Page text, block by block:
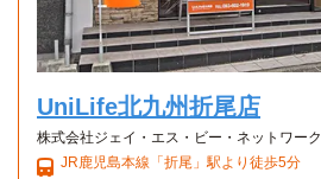
UniLife北九州折尾店
株式会社ジェイ・エス・ビー・ネットワーク
JR鹿児島本線「折尾」駅より徒歩5分